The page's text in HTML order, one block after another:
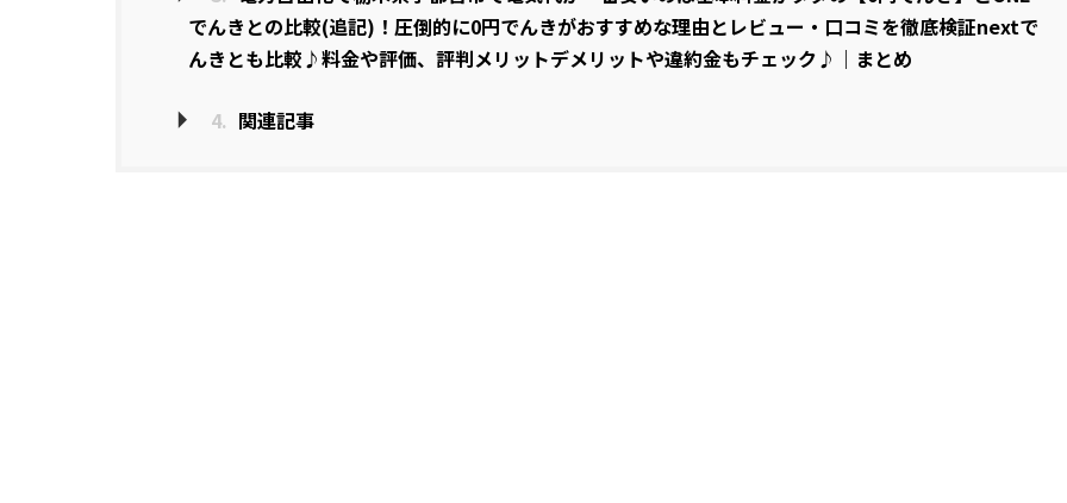
でんきとの比較(追記)！圧倒的に0円でんきがおすすめな理由とレビュー・口コミを徹底検証nextで
んきとも比較♪料金や評価、評判メリットデメリットや違約金もチェック♪｜まとめ
4. 関連記事